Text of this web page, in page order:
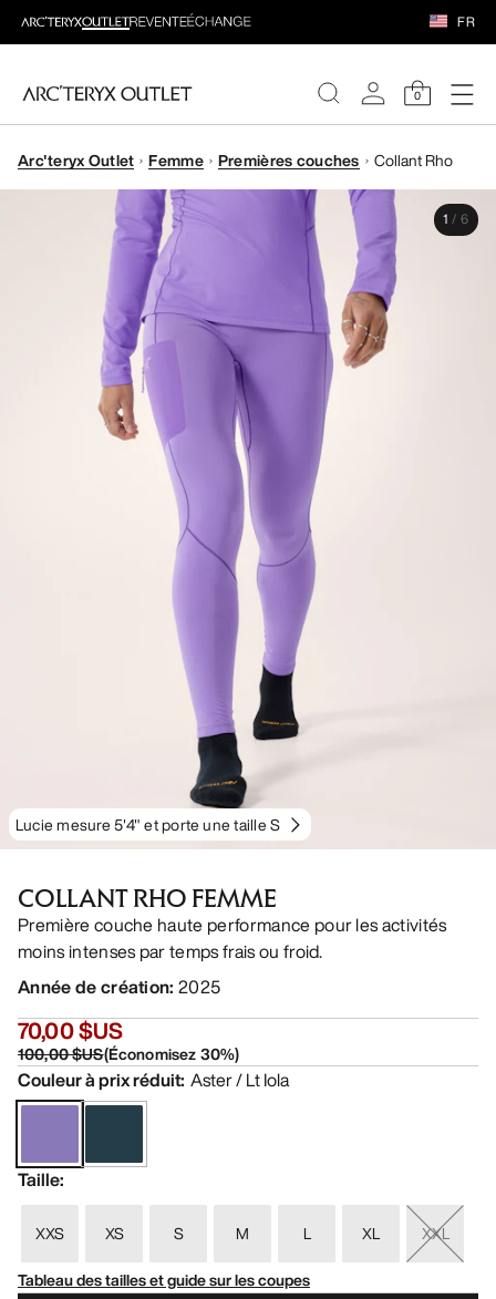
FR
0
FEMME
HOMME
Arc'teryx Outlet Femme Premières couches Collant Rho
Lucie mesure 5'4" et porte une taille S
1 / 6
COLLANT RHO FEMME
Première couche haute performance pour les activités
moins intenses par temps frais ou froid.
Année de création: 2025
70,00 $US
100,00 $US(Économisez30%)
Couleur à prix réduit: Aster / Lt Iola
Taille:
XXS XS S M L XL
XXL
Tableau des tailles et guide sur les coupes